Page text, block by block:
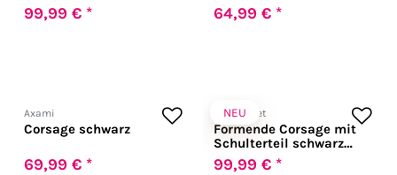
99,99 € * 64,99 € *
Axami
Corsage schwarz
69,99 € *
NEU
Grey Velvet
Formende Corsage mit
Schulterteil schwarz
15306
99,99 € *